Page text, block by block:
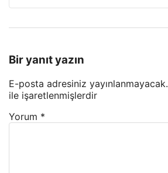
Bir yanıt yazın
E-posta adresiniz yayınlanmayacak.
ile işaretlenmişlerdir
Yorum *